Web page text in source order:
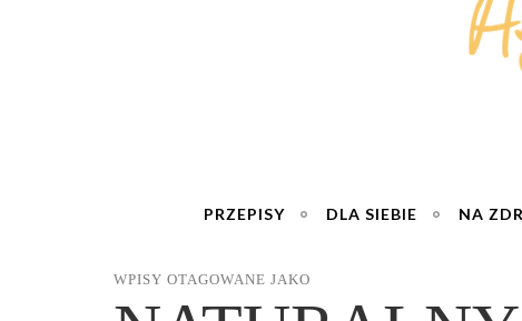
PRZEPISY DLA SIEBIE NA
WPISY OTAGOWANE JAKO